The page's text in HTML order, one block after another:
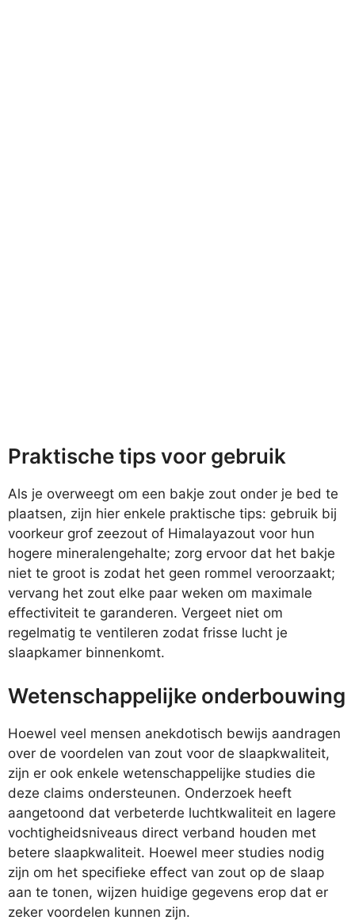
Praktische tips voor gebruik
Als je overweegt om een bakje zout onder je bed te
plaatsen, zijn hier enkele praktische tips: gebruik bij
voorkeur grof zeezout of Himalayazout voor hun
hogere mineralengehalte; zorg ervoor dat het bakje
niet te groot is zodat het geen rommel veroorzaakt;
vervang het zout elke paar weken om maximale
effectiviteit te garanderen. Vergeet niet om
regelmatig te ventileren zodat frisse lucht je
slaapkamer binnenkomt.
Wetenschappelijke onderbouwing
Hoewel veel mensen anekdotisch bewijs aandragen
over de voordelen van zout voor de slaapkwaliteit,
zijn er ook enkele wetenschappelijke studies die
deze claims ondersteunen. Onderzoek heeft
aangetoond dat verbeterde luchtkwaliteit en lagere
vochtigheidsniveaus direct verband houden met
betere slaapkwaliteit. Hoewel meer studies nodig
zijn om het specifieke effect van zout op de slaap
aan te tonen, wijzen huidige gegevens erop dat er
zeker voordelen kunnen zijn.